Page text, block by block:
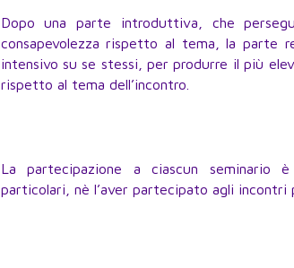
Dopo una parte introduttiva, che
consapevolezza rispetto al tema, la parte
intensivo su se stessi, per produrre il più
rispetto al tema dell’incontro.
La partecipazione a ciascun seminario
particolari, nè l’aver partecipato agli incontri